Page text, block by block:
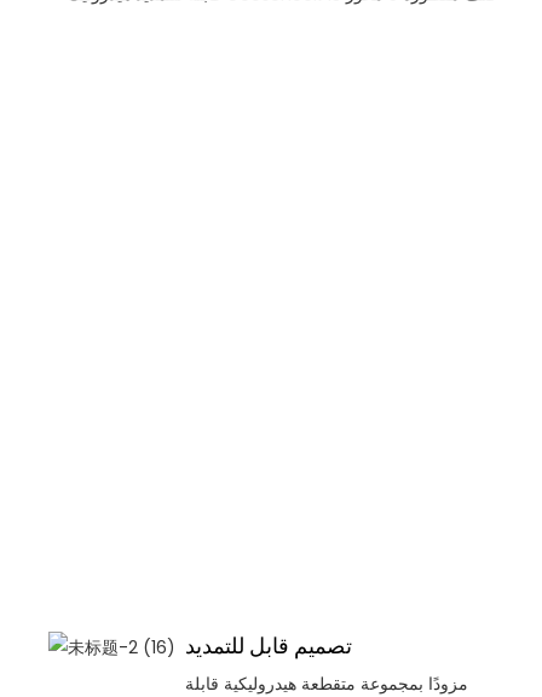
تصميم قابل للتمديد
مزودًا بمجموعة متقطعة هيدروليكية قابلة